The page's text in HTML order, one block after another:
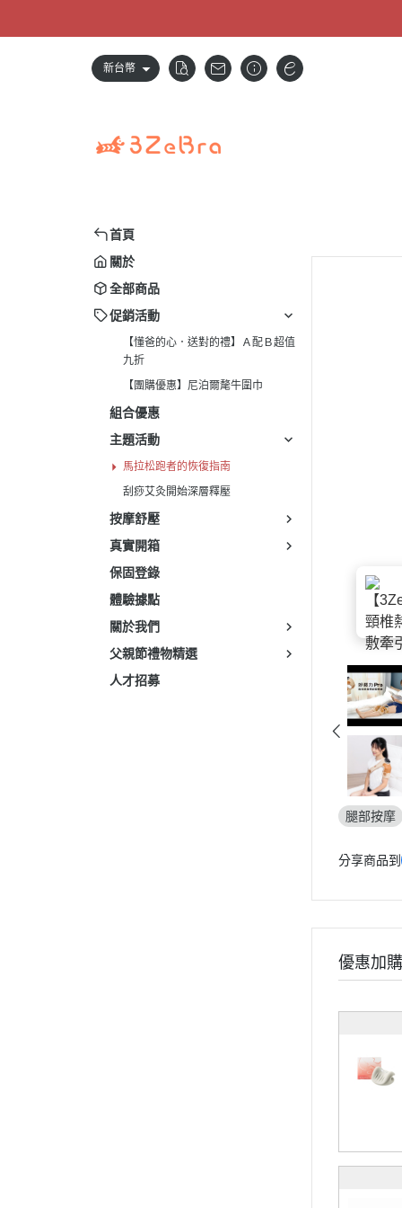
新台幣
首頁
關於
全部商品
促銷活動
【懂爸的心．送對的禮】Ａ配Ｂ超值
九折
【團購優惠】尼泊爾氂牛圍巾
組合優惠
主題活動
馬拉松跑者的恢復指南
刮痧艾灸開始深層釋壓
按摩舒壓
真實開箱
保固登錄
體驗據點
關於我們
父親節禮物精選
人才招募
腿部按摩
分享商品到
優惠加購